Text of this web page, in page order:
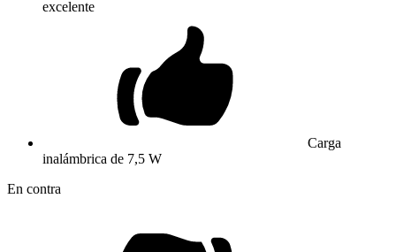
excelente
Carga
inalámbrica de 7,5 W
En contra